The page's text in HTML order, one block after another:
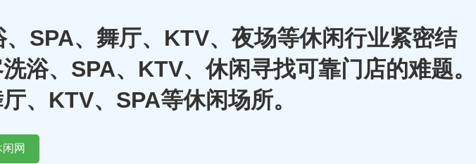
SPA、舞厅、KTV、夜场等休闲行业紧密结
浴、SPA、KTV、休闲寻找可靠门店的难题。
、KTV、SPA等休闲场所。
网